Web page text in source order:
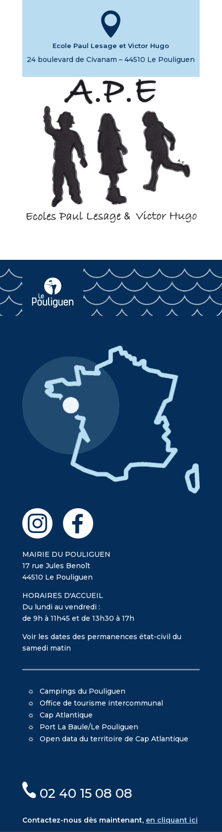

Ecole Paul Lesage et Victor Hugo
24 boulevard de Civanam – 44510 Le Pouliguen
MAIRIE DU POULIGUEN
17 rue Jules Benoît
44510 Le Pouliguen
HORAIRES D'ACCUEIL
Du lundi au vendredi :
de 9h à 11h45 et de 13h30 à 17h
Voir les dates des permanences état-civil du
samedi matin
Campings du Pouliguen
Office de tourisme intercommunal
Cap Atlantique
Port La Baule/Le Pouliguen
Open data du territoire de Cap Atlantique
02 40 15 08 08
Contactez-nous dès maintenant, en cliquant ici